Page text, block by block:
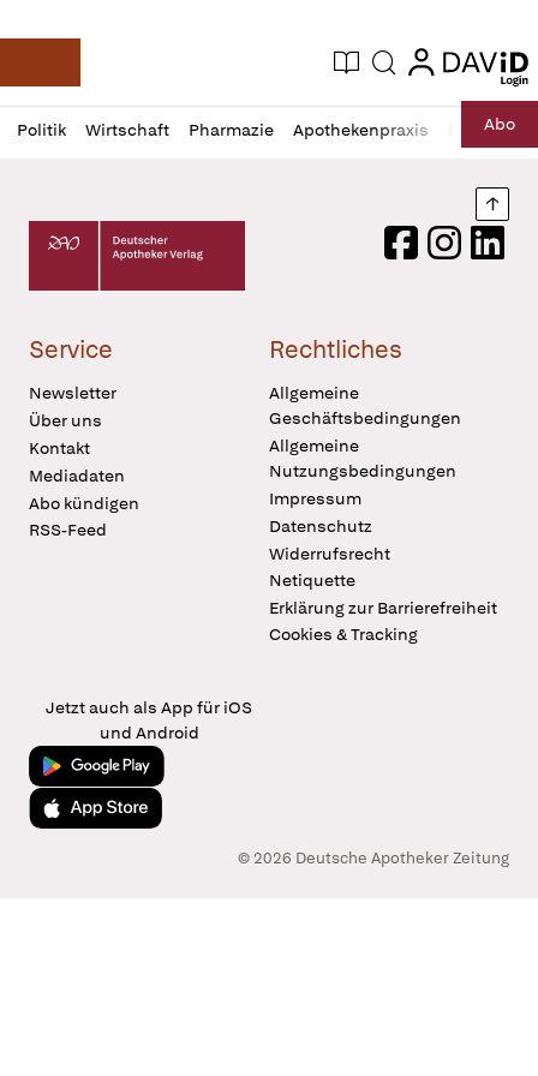
Deutsche Apotheker Zeitung
Aktuelle Ausgabe
Suche login
login
Politik Wirtschaft Pharmazie Apothekenpraxis RechtAbo
Profil
öffnen
Daz
Pur
Deutscher Apotheker Verlag Logo
FacebookInstagram
Service
Newsletter
Über uns
Kontakt
Mediadaten
Abo kündigen
RSS-Feed
Rechtliches
Allgemeine
Geschäftsbedingungen
Allgemeine
Nutzungsbedingungen
Impressum
Datenschutz
Widerrufsrecht
Netiquette
Erklärung zur Barrierefreiheit
Cookies & Tracking
Jetzt auch als App für iOS
und Android
Jetzt bei Google Play
Laden im App Store
© 2026 Deutsche Apotheker Zeitung